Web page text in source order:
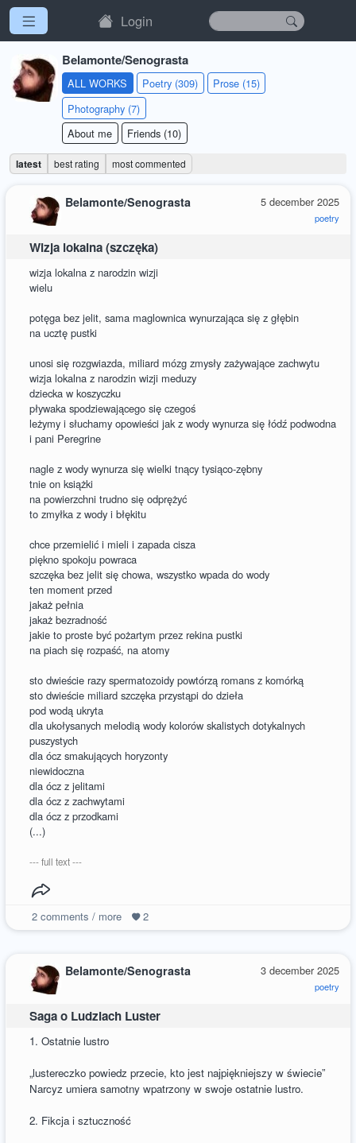
Login
Belamonte/Senograsta
ALL WORKS Poetry (309)
Prose (15)
Photography (7)
About me
Friends (10)
latest best rating most commented
5 december 2025
poetry
Belamonte/Senograsta
Wizja lokalna (szczęka)
wizja lokalna z narodzin wizji
wielu
potęga bez jelit, sama maglownica wynurzająca się z głębin
na ucztę pustki
unosi się rozgwiazda, miliard mózg zmysły zażywające zachwytu
wizja lokalna z narodzin wizji meduzy
dziecka w koszyczku
pływaka spodziewającego się czegoś
leżymy i słuchamy opowieści jak z wody wynurza się łódź podwodna
i pani Peregrine
nagle z wody wynurza się wielki tnący tysiąco-zębny
tnie on książki
na powierzchni trudno się odprężyć
to zmyłka z wody i błękitu
chce przemielić i mieli i zapada cisza
piękno spokoju powraca
szczęka bez jelit się chowa, wszystko wpada do wody
ten moment przed
jakaż pełnia
jakaż bezradność
jakie to proste być pożartym przez rekina pustki
na piach się rozpaść, na atomy
sto dwieście razy spermatozoidy powtórzą romans z komórką
sto dwieście miliard szczęka przystąpi do dzieła
pod wodą ukryta
dla ukołysanych melodią wody kolorów skalistych dotykalnych
puszystych
dla ócz smakujących horyzonty
niewidoczna
dla ócz z jelitami
dla ócz z zachwytami
dla ócz z przodkami
(...)
--- full text ---
2comments / more 2
3 december 2025
poetry
Belamonte/Senograsta
Saga o Ludziach Luster
1. Ostatnie lustro
„lustereczko powiedz przecie, kto jest najpiękniejszy w świecie”
Narcyz umiera samotny wpatrzony w swoje ostatnie lustro.
2. Fikcja i sztuczność